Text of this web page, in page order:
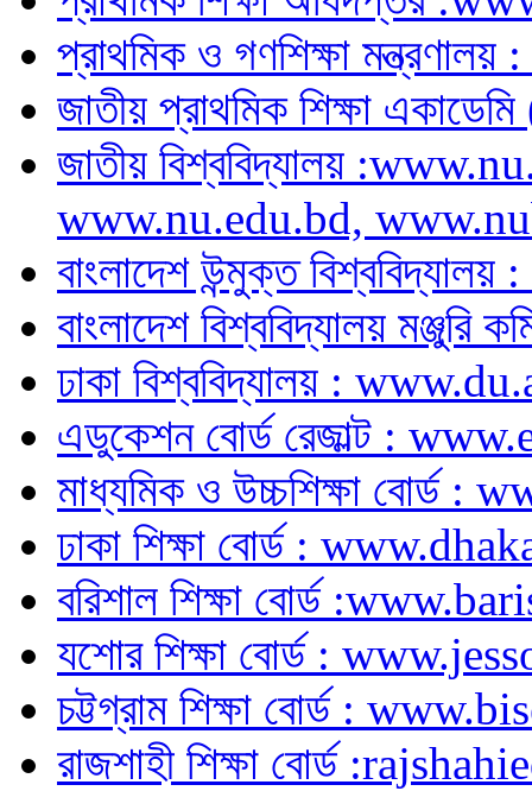
প্রাথমিক ও গণশিক্ষা
জাতীয় প্রাথমিক শিক্ষা
জাতীয় বিশ্ববিদ্যালয়
www.nu.edu.bd,
বাংলাদেশ উন্মুক্ত
বাংলাদেশ বিশ্ববিদ্যালয়
ঢাকা বিশ্ববিদ্যালয় :
এডুকেশন বোর্ড রেজাল্ট :
মাধ্যমিক ও উচ্চশিক্ষা বোর্ড
ঢাকা শিক্ষা বোর্ড :
বরিশাল শিক্ষা বোর্ড
যশোর শিক্ষা বোর্ড :
চট্টগ্রাম শিক্ষা বোর্ড :
রাজশাহী শিক্ষা বোর্ড